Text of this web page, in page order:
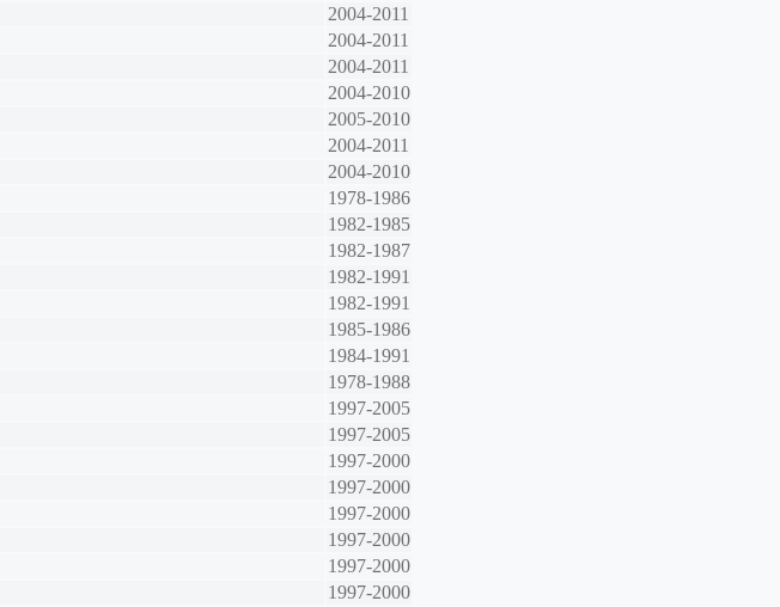
2004-2011
2004-2011
2004-2011
2004-2010
2005-2010
2004-2011
2004-2010
1978-1986
1982-1985
1982-1987
1982-1991
1982-1991
1985-1986
1984-1991
1978-1988
1997-2005
1997-2005
1997-2000
1997-2000
1997-2000
1997-2000
1997-2000
1997-2000